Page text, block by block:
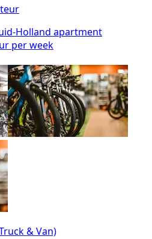
Holland apartment
per week
& Van)